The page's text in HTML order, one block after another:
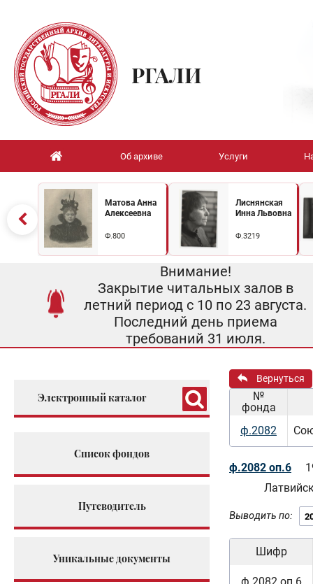
РГАЛИ
Об архиве Услуги
Матова Анна
Алексеевна
Ф.800
Лиснянская
Инна Львовна
Ф.3219
Внимание!
Закрытие читальных залов в
летний период с 10 по 23 августа.
Последний день приема
требований 31 июля.
Электронный каталог
Список фондов
Путеводитель
Уникальные документы
Вернуться
№
фонда
ф.2082
ф.2082 оп.6
Выводить по:
Шифр